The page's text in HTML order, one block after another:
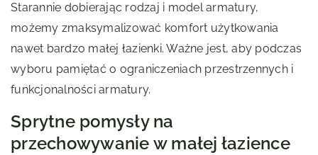
Starannie dobierając rodzaj i model armatury,
możemy zmaksymalizować komfort użytkowania
nawet bardzo małej łazienki. Ważne jest, aby podczas
wyboru pamiętać o ograniczeniach przestrzennych i
funkcjonalności armatury.
Sprytne pomysły na
przechowywanie w małej łazience